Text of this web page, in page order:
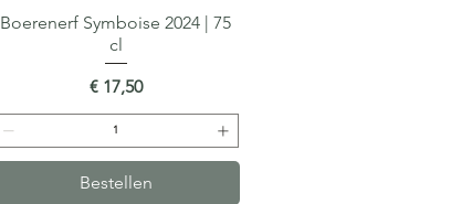
Snel overzicht
Boerenerf Symboise 2024 | 75
cl
Prijs
€ 17,50
Bestellen